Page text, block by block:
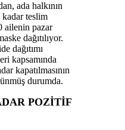
ada halkının
kadar teslim
ailenin pazar
dağıtılıyor.
dağıtımı
kapsamında
kapatılmasının
durumda.
POZİTİF